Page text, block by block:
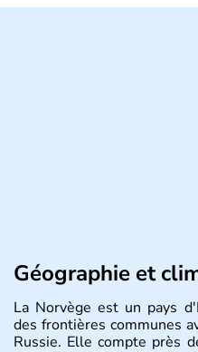
Géographie et
La Norvège est un pays
des frontières communes
Russie. Elle compte près